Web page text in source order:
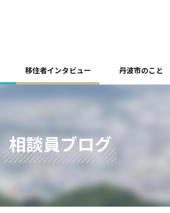
移住者インタビュー 丹波市のこと
相談員ブログ